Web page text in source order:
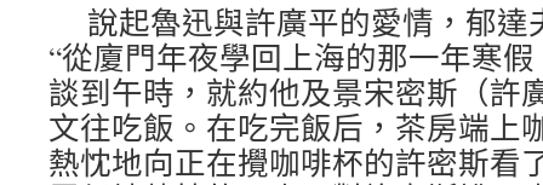
說起魯迅與許廣平的愛情，郁達
“從廈門年夜學回上海的那一年寒
談到午時，就約他及景宋密斯（許
文往吃飯。在吃完飯后，茶房端上
熱忱地向正在攪咖啡杯的許密斯看